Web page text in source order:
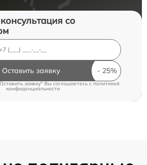
со
Оставить заявку
заявку" Вы соглашаетесь cполитикой
конфиденциальности